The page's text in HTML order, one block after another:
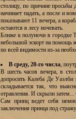
столицу, по причине просьбы
начинает падать, а после и
показывают 11 вечера, а
остаются в лесу ночевать.
Ближе к полуночи в городке
небольшой эскорт на помощь
по всей видимости из-за
В среду, 20-го числа,
В шесть часов вечера, в
допросить Калеба Де Уаэлби
складывается так, что
отравления. И скрыли затем...
Сам принц ведет себя
заключения принца под